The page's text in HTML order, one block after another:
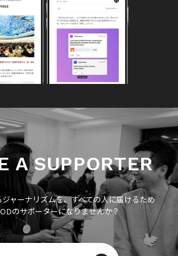
A SUPPORTER
ャーナリズムを、すべての人に届けるため
のサポーターになりませんか？